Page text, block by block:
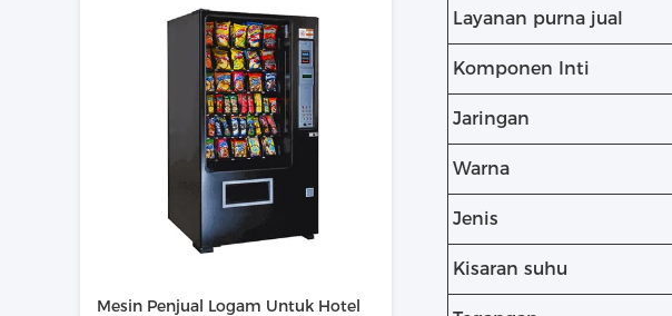
Mesin Penjual Logam Untuk Hotel
Layanan purna jual
Komponen Inti
Jaringan
Warna
Jenis
Kisaran suhu